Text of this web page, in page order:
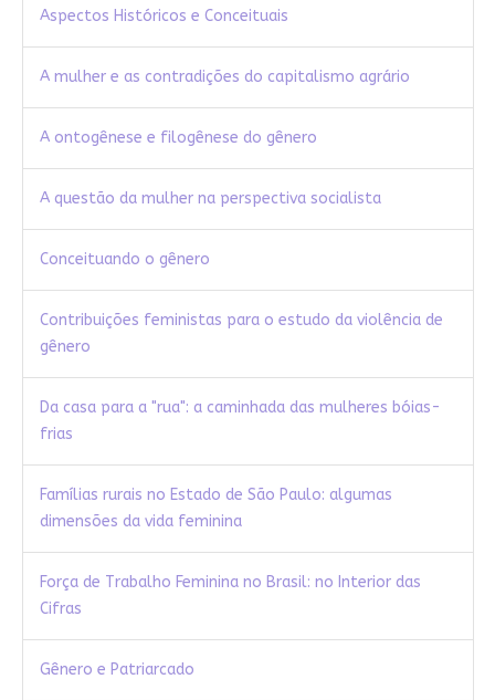
Aspectos Históricos e Conceituais
A mulher e as contradições do capitalismo agrário
A ontogênese e filogênese do gênero
A questão da mulher na perspectiva socialista
Conceituando o gênero
Contribuições feministas para o estudo da violência de
gênero
Da casa para a "rua": a caminhada das mulheres bóias-
frias
Famílias rurais no Estado de São Paulo: algumas
dimensões da vida feminina
Força de Trabalho Feminina no Brasil: no Interior das
Cifras
Gênero e Patriarcado